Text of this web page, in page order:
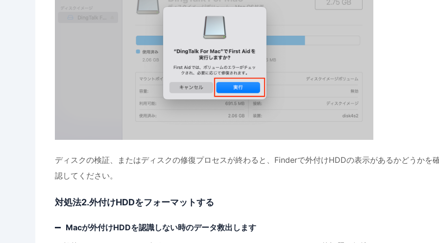
ディスクの検証、またはディスクの修復プロセスが終わると、Finderで外付けHDDの表示があるかどうかを
認してください。
対処法2.外付けHDDをフォーマットする
Macが外付けHDDを認識しない時のデータ救出します